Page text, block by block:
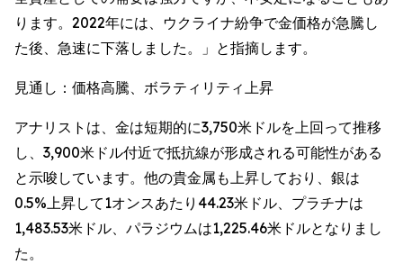
ります。2022年には、ウクライナ紛争で金価格が急騰し
た後、急速に下落しました。」と指摘します。
見通し：価格高騰、ボラティリティ上昇
アナリストは、金は短期的に3,750米ドルを上回って推移
し、3,900米ドル付近で抵抗線が形成される可能性がある
と示唆しています。他の貴金属も上昇しており、銀は
0.5%上昇して1オンスあたり44.23米ドル、プラチナは
1,483.53米ドル、パラジウムは1,225.46米ドルとなりまし
た。